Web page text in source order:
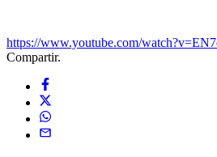
https://www.youtube.com/
Compartir.